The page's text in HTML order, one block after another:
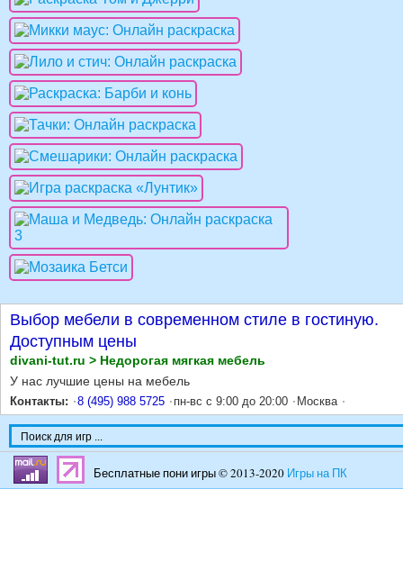
Выбор мебели в современном стиле в гостиную.
Доступным цены
divani-tut.ru > Недорогая мягкая мебель
У нас лучшие цены на мебель
Контакты: 8 (495) 988 5725 пн-вс с 9:00 до 20:00 Москва
Бесплатные пони игры © 2013-2020 Игры на ПК